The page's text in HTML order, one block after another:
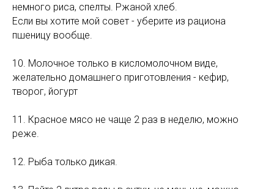
немного риса, спелты. Ржаной хлеб.
Если вы хотите мой совет - уберите из рациона
пшеницу вообще.
10. Молочное только в кисломолочном виде,
желательно домашнего приготовления - кефир,
творог, йогурт
11. Красное мясо не чаще 2 раз в неделю, можно
реже.
12. Рыба только дикая.